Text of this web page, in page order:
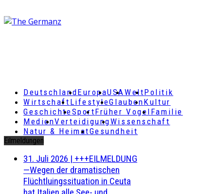
DeutschlandEuropaUSAWeltPolitik
Wirtschaft LifestyleGlaubenKultur
GeschichteSportFrüher Vogel Familie
MedienVerteidigungWissenschaft
Natur & HeimatGesundheit
Eilmeldungen
31. Juli 2026 | +++EILMELDUNG
—Wegen der dramatischen
Flüchtluingssituation in Ceuta